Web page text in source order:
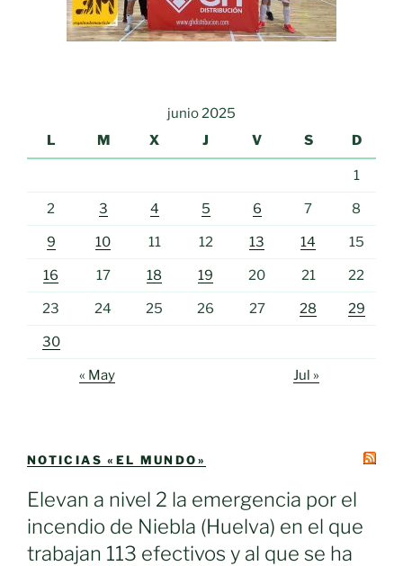
junio 2025
L
M X J V S D
1
2 3 4 5 6 7 8
9 10 11 12 13 14 15
16 17 18 19 20 21 22
23 24 25 26 27 28 29
30
« May Jul »
NOTICIAS «EL MUNDO»
Elevan a nivel 2 la emergencia por el
incendio de Niebla (Huelva) en el que
trabajan 113 efectivos y al que se ha